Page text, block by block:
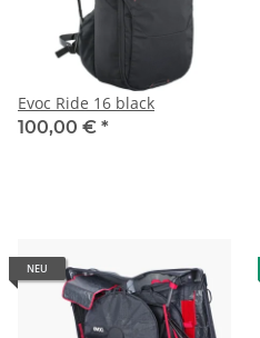
Evoc Ride 16 black
100,00 € *
NEU